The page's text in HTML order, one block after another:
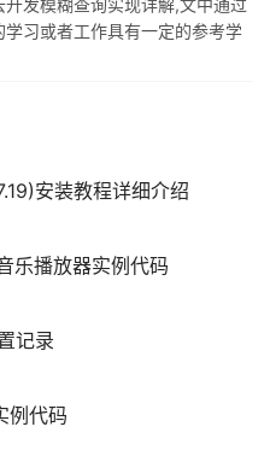
习或者工作具有一定的参考学
原生正则对象或使
安装教程详细介绍
乐播放器实例代码
记录
例代码